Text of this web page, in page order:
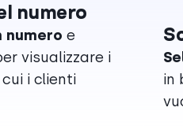
numero
numero e
visualizzare i
i clienti
in